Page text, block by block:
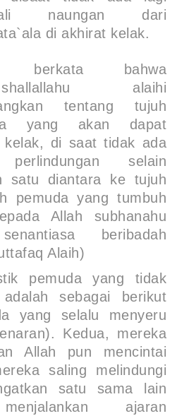
naungan dari
di akhirat kelak.
berkata bahwa
shallallahu alaihi
tentang tujuh
yang akan dapat
kelak, di saat tidak ada
selain
satu diantara ke tujuh
pemuda yang tumbuh
Allah subhanahu
beribadah
Alaih)
pemuda yang tidak
adalah sebagai berikut
yang selalu menyeru
Kedua, mereka
Allah pun mencintai
saling melindungi
satu sama lain
ajaran